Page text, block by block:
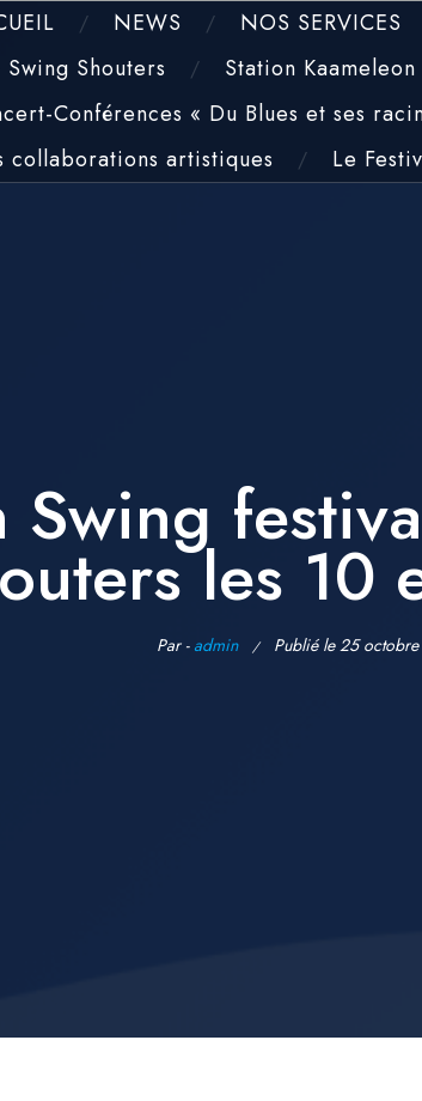
NEWS NOS SERVICES
Swing Shouters
Station Kaameleon
Conférences « Du Blues et ses
collaborations artistiques
Le
Swing
les 10
Par - admin Publié le 25